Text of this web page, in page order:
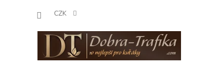
CZK